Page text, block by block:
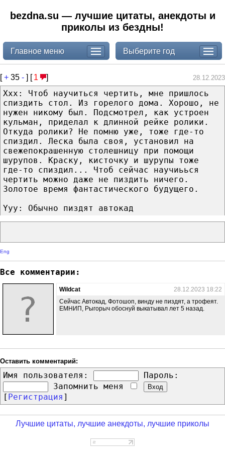
bezdna.su — лучшие цитаты, анекдоты и
приколы из бездны!
Главное меню Выберите год
[+ 35 - ] [ 1 ] 28.12.2023
Xxx: Чтоб научиться чертить, мне пришлось
спиздить стол. Из горелого дома. Хорошо, не
нужен никому был. Подсмотрел, как устроен
кульман, приделал к длинной рейке ролики.
Откуда ролики? Не помню уже, тоже где-то
спиздил. Леска была своя, установил на
свежепокрашенную столешницу при помощи
шурупов. Краску, кисточку и шурупы тоже
где-то спиздил... Чтоб сейчас научиьься
чертить можно даже не пиздить ничего.
Золотое время фантастического будущего.
Yyy: Обычно пиздят автокад
Eng
Все комментарии:
Wildcat
28.12.2023 18:22
Сейчас Автокад, Фотошоп, винду не пиздят, а трофеят.
ЕМНИП, Рыгорыч обоснуй выкатывал лет 5 назад.
Оставить комментарий:
Имя пользователя:
Пароль:
Запомнить меня
[ Регистрация ]
Лучшие цитаты, лучшие анекдоты, лучшие приколы